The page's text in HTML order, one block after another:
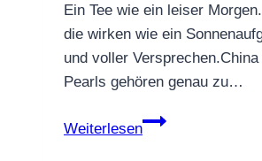
Ein Tee wie ein leiser
die wirken wie ein
und voller
Pearls gehören genau zu…
Weiterlesen
China